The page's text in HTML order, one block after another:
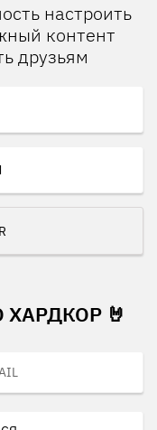
настроить
контент
друзьям
🤘